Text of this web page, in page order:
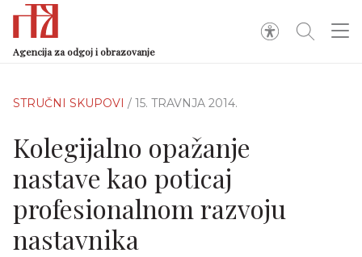
Agencija za odgoj i obrazovanje
STRUČNI SKUPOVI / 15. TRAVNJA 2014.
Kolegijalno opažanje
nastave kao poticaj
profesionalnom razvoju
nastavnika